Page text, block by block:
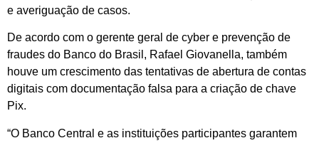
e averiguação de casos.
De acordo com o gerente geral de cyber e prevenção de
fraudes do Banco do Brasil, Rafael Giovanella, também
houve um crescimento das tentativas de abertura de contas
digitais com documentação falsa para a criação de chave
Pix.
“O Banco Central e as instituições participantes garantem